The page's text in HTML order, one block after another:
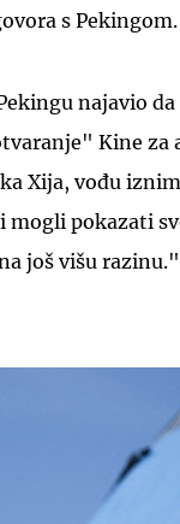
s Pekingom.
najavio da
Kine za
Xija, vođu
pokazati
još višu razinu."